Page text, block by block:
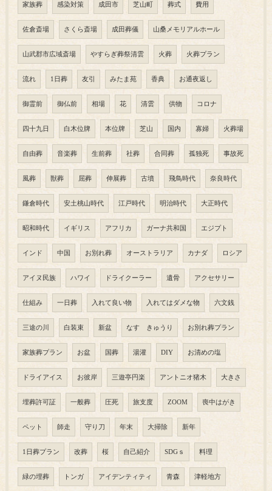
家族葬 感染対策 成田市 芝山町 葬式 費用
佐倉斎場 さくら斎場 成田葬儀 山桑メモリアルホール
山武郡市広域斎場 やすらぎ葬祭清雲 火葬 火葬プラン
流れ 1日葬 友引 みたま苑 香典 お通夜返し
御霊前 御仏前 相場 花 清雲 供物 コロナ
四十九日 白木位牌 本位牌 芝山 国内 寡婦 火葬場
自由葬 音楽葬 生前葬 社葬 合同葬 孤独死 事故死
風葬 獣葬 屈葬 伸展葬 古墳 飛鳥時代 奈良時代
鎌倉時代 安土桃山時代 江戸時代 明治時代 大正時代
昭和時代 イギリス アフリカ ガーナ共和国 エジプト
インド 中国 お別れ葬 オーストラリア カナダ ロシア
アイヌ民族 ハワイ ドライクーラー 遺骨 アクセサリー
仕組み 一日葬 入れて良い物 入れてはダメな物 六文銭
三途の川 白装束 新盆 なす きゅうり お別れ葬プラン
家族葬プラン お盆 国葬 湯灌 DIY お清めの塩
ドライアイス お彼岸 三遊亭円楽 アントニオ猪木 大きさ
埋葬許可証 一般葬 圧死 旅支度 ZOOM 喪中はがき
ペット 師走 守り刀 年末 大掃除 新年
1日葬プラン 改葬 桜 自己紹介 SDGｓ 料理
緑の埋葬 トンガ アイデンティティ 青森 津軽地方